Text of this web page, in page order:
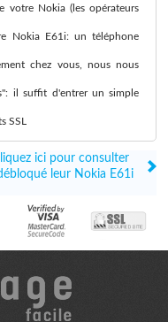
votre Nokia (les opérateurs
Nokia E61i: un téléphone
chez vous, nous nous
il suffit d'entrer un simple
SSL
ici pour consulter
leur Nokia E61i